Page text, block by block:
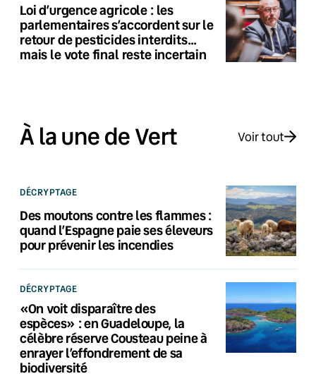
Loi d’urgence agricole : les
parlementaires s’accordent sur le
retour de pesticides interdits…
mais le vote final reste incertain
À la une de Vert Voir tout
DÉCRYPTAGE
Des moutons contre les flammes :
quand l’Espagne paie ses éleveurs
pour prévenir les incendies
DÉCRYPTAGE
«On voit disparaître des
espèces» : en Guadeloupe, la
célèbre réserve Cousteau peine à
enrayer l’effondrement de sa
biodiversité